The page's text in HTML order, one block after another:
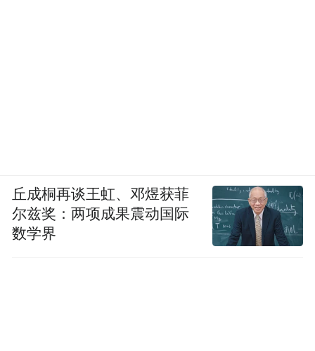
丘成桐再谈王虹、邓煜获菲
尔兹奖：两项成果震动国际
数学界